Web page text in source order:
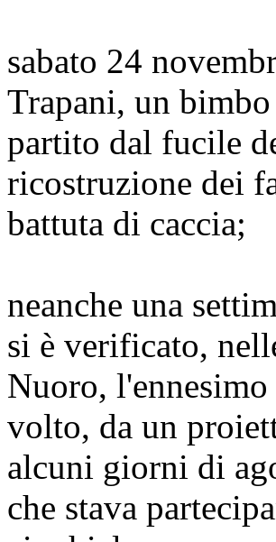
sabato 24
Trapani, un
partito dal fucile
ricostruzione dei
battuta di caccia;
neanche una
si è verificato,
Nuoro,
volto, da un
alcuni giorni di
che stava